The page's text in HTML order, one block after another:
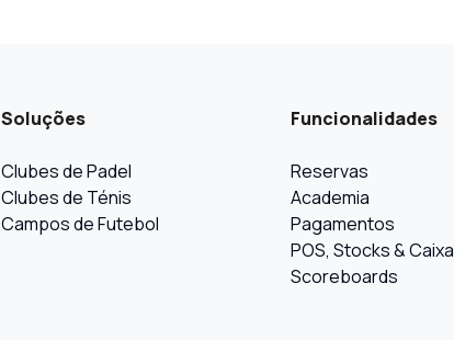
Soluções
Clubes de Padel
Clubes de Ténis
Campos de Futebol
Funcionalidades
Reservas
Academia
Pagamentos
POS, Stocks & Caixa
Scoreboards